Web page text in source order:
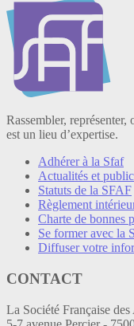
Rassembler,
est un lieu d’expertise.
Adhérer à la Sfaf
Actualités et
Statuts de la SFAF
Règlement
Charte de bonnes
Se former avec la
Diffuser votre
CONTACT
La Société Française